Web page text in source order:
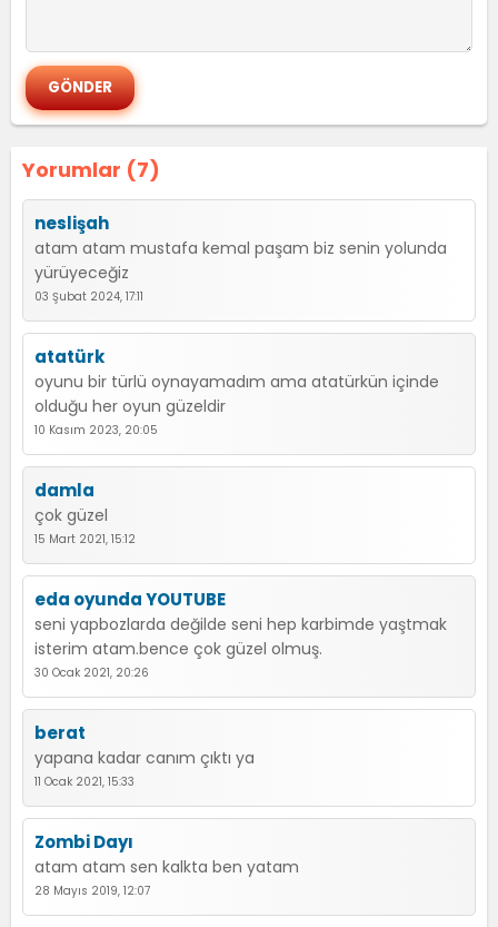
Yorumlar (7)
neslişah
atam atam mustafa kemal paşam biz senin yolunda
yürüyeceğiz
03 Şubat 2024, 17:11
atatürk
oyunu bir türlü oynayamadım ama atatürkün içinde
olduğu her oyun güzeldir
10 Kasım 2023, 20:05
damla
çok güzel
15 Mart 2021, 15:12
eda oyunda YOUTUBE
seni yapbozlarda değilde seni hep karbimde yaştmak
isterim atam.bence çok güzel olmuş.
30 Ocak 2021, 20:26
berat
yapana kadar canım çıktı ya
11 Ocak 2021, 15:33
Zombi Dayı
atam atam sen kalkta ben yatam
28 Mayıs 2019, 12:07